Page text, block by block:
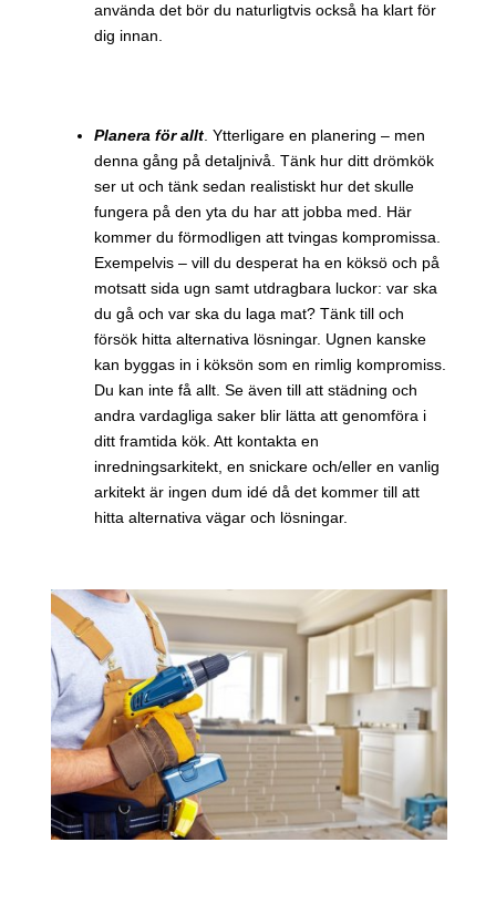
använda det bör du naturligtvis också ha klart för
dig innan.
Planera för allt. Ytterligare en planering – men
denna gång på detaljnivå. Tänk hur ditt drömkök
ser ut och tänk sedan realistiskt hur det skulle
fungera på den yta du har att jobba med. Här
kommer du förmodligen att tvingas kompromissa.
Exempelvis – vill du desperat ha en köksö och på
motsatt sida ugn samt utdragbara luckor: var ska
du gå och var ska du laga mat? Tänk till och
försök hitta alternativa lösningar. Ugnen kanske
kan byggas in i köksön som en rimlig kompromiss.
Du kan inte få allt. Se även till att städning och
andra vardagliga saker blir lätta att genomföra i
ditt framtida kök. Att kontakta en
inredningsarkitekt, en snickare och/eller en vanlig
arkitekt är ingen dum idé då det kommer till att
hitta alternativa vägar och lösningar.